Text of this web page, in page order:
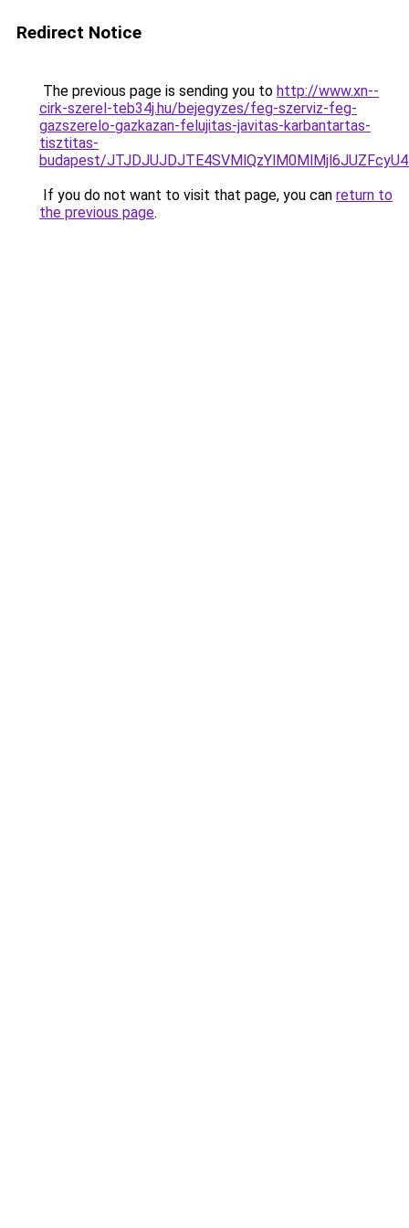
Redirect Notice
The previous page is sending you to http://www.xn--
cirk-szerel-teb34j.hu/bejegyzes/feg-szerviz-feg-
gazszerelo-gazkazan-felujitas-javitas-karbantartas-
tisztitas-
budapest/
If you do not want to visit that page, you can return to
the previous page.